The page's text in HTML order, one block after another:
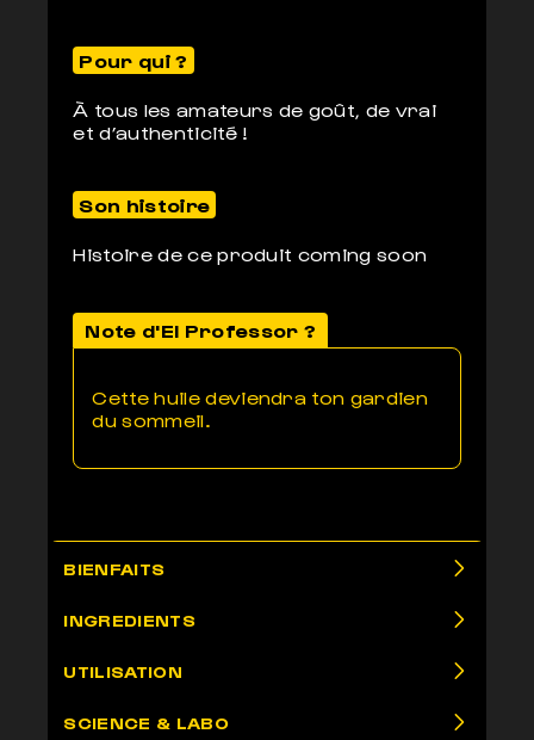
Pour qui ?
À tous les amateurs de goût, de vrai
et d’authenticité !
Son histoire
Histoire de ce produit coming soon
Note d'El Professor ?
Cette huile deviendra ton gardien
du sommeil.
BIENFAITS
INGREDIENTS
UTILISATION
SCIENCE & LABO